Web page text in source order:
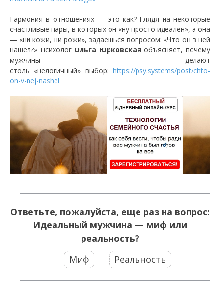
Гармония в отношениях — это как? Глядя на некоторые
счастливые пары, в которых он «ну просто идеален», а она
— «ни кожи, ни рожи», задаешься вопросом: «Что он в ней
нашел?» Психолог Ольга Юрковскаяобъясняет, почему
мужчины делают
столь «нелогичный» выбор: https://psy.systems/post/chto-
on-v-nej-nashel
Ответьте, пожалуйста, еще раз на вопрос:
Идеальный мужчина — миф или
реальность?
Миф
Реальность